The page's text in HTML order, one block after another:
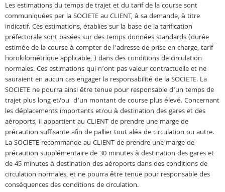
Les estimations du temps de trajet et du tarif de la course sont
communiquées par la SOCIETE au CLIENT, à sa demande, à titre
indicatif. Ces estimations, établies sur la base de la tarification
préfectorale sont basées sur des temps données standards (durée
estimée de la course à compter de l’adresse de prise en charge, tarif
horokilométrique applicable, ) dans des conditions de circulation
normales. Ces estimations qui n’ont pas valeur contractuelle et ne
sauraient en aucun cas engager la responsabilité de la SOCIETE. La
SOCIETE ne pourra ainsi être tenue pour responsable d’un temps de
trajet plus long et/ou d’un montant de course plus élevé. Concernant
les déplacements importants et/ou à destination des gares et des
aéroports, il appartient au CLIENT de prendre une marge de
précaution suffisante afin de pallier tout aléa de circulation ou autre.
La SOCIETE recommande au CLIENT de prendre une marge de
précaution supplémentaire de 30 minutes à destination des gares et
de 45 minutes à destination des aéroports dans des conditions de
circulation normales, et ne pourra être tenue pour responsable des
conséquences des conditions de circulation.